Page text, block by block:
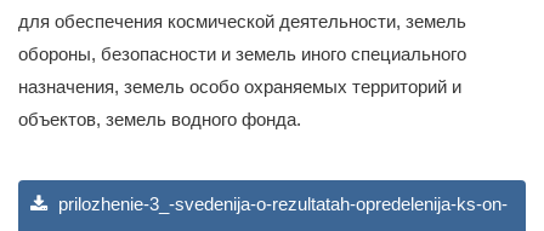
для обеспечения космической деятельности, земель
обороны, безопасности и земель иного специального
назначения, земель особо охраняемых территорий и
объектов, земель водного фонда.
prilozhenie-3_-svedenija-o-rezultatah-opredelenija-ks-on-